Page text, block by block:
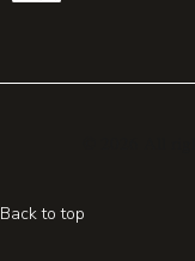
Back to top